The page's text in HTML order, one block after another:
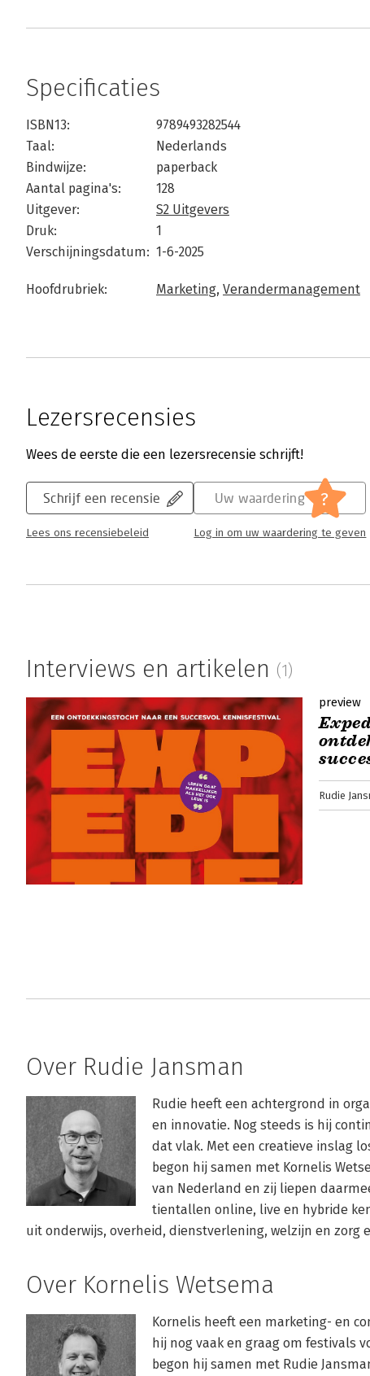
Specificaties
ISBN13:
9789493282544
Taal:
Nederlands
Bindwijze:
paperback
Aantal pagina's:
128
Uitgever:
S2 Uitgevers
Druk:
1
Verschijningsdatum: 1-6-2025
Hoofdrubriek: Marketing, Verandermanagement
Lezersrecensies
Wees de eerste die een lezersrecensie schrijft!
Schrijf een recensie
Lees ons recensiebeleid
Uw waardering ?
Log in om uw waardering te geven
Interviews en artikelen (1)
preview
Rudie
Over Rudie Jansman
Rudie heeft een achtergrond in
en innovatie. Nog steeds is hij
dat vlak. Met een creatieve inslag
begon hij samen met Kornelis
van Nederland en zij liepen
tientallen online, live en hybride
uit onderwijs, overheid, dienstverlening, welzijn en zorg
Over Kornelis Wetsema
Kornelis heeft een marketing- en
hij nog vaak en graag om festivals
begon hij samen met Rudie